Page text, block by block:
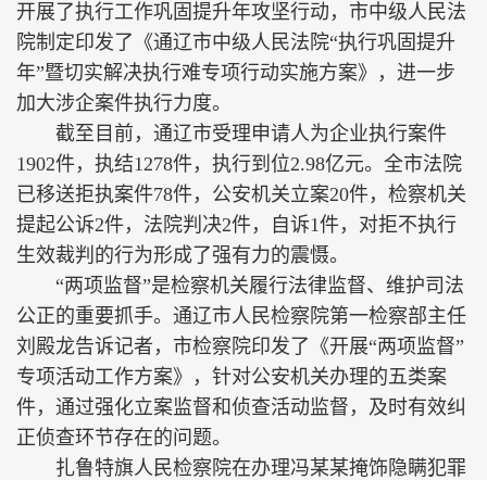
开展了执行工作巩固提升年攻坚行动，市中级人民法
院制定印发了《通辽市中级人民法院“执行巩固提升
年”暨切实解决执行难专项行动实施方案》，进一步
加大涉企案件执行力度。
截至目前，通辽市受理申请人为企业执行案件
1902件，执结1278件，执行到位2.98亿元。全市法院
已移送拒执案件78件，公安机关立案20件，检察机关
提起公诉2件，法院判决2件，自诉1件，对拒不执行
生效裁判的行为形成了强有力的震慑。
“两项监督”是检察机关履行法律监督、维护司法
公正的重要抓手。通辽市人民检察院第一检察部主任
刘殿龙告诉记者，市检察院印发了《开展“两项监督”
专项活动工作方案》，针对公安机关办理的五类案
件，通过强化立案监督和侦查活动监督，及时有效纠
正侦查环节存在的问题。
扎鲁特旗人民检察院在办理冯某某掩饰隐瞒犯罪